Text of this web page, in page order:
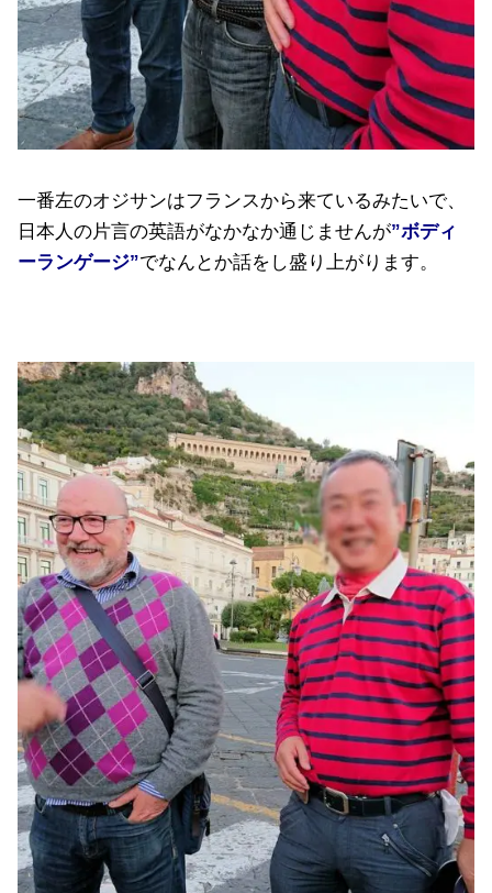
一番左のオジサンはフランスから来ているみたいで、
日本人の片言の英語がなかなか通じませんが”ボディ
ーランゲージ”でなんとか話をし盛り上がります。